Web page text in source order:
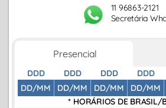
11 96863-2121
Secretária
Presencial
DDD
DD/MM
DDD
DD/MM
DDD
DD/MM
DDD
DD/MM
* HORÁRIOS DE BRASIL/